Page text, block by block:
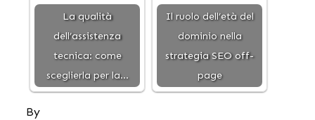
La qualità
dell’assistenza
tecnica: come
sceglierla per la…
Il ruolo dell’età del
dominio nella
strategia SEO off-
page
By